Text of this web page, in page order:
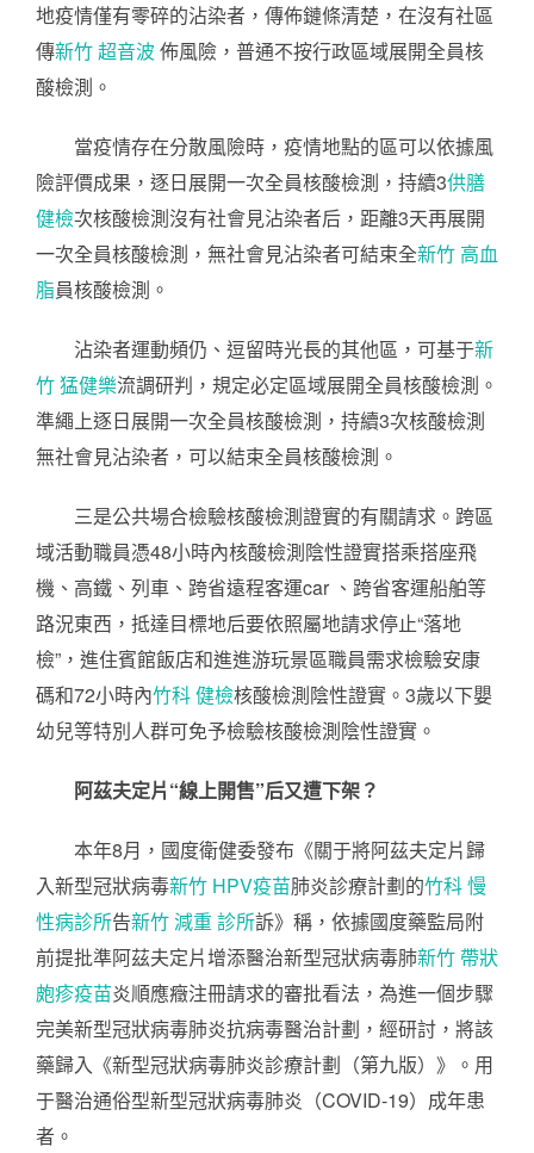
地疫情僅有零碎的沾染者，傳佈鏈條清楚，在沒有社區
傳新竹 超音波佈風險，普通不按行政區域展開全員核
酸檢測。
當疫情存在分散風險時，疫情地點的區可以依據風
險評價成果，逐日展開一次全員核酸檢測，持續3供膳
健檢次核酸檢測沒有社會見沾染者后，距離3天再展開
一次全員核酸檢測，無社會見沾染者可結束全新竹 高血
脂員核酸檢測。
沾染者運動頻仍、逗留時光長的其他區，可基于新
竹 猛健樂流調研判，規定必定區域展開全員核酸檢測。
準繩上逐日展開一次全員核酸檢測，持續3次核酸檢測
無社會見沾染者，可以結束全員核酸檢測。
三是公共場合檢驗核酸檢測證實的有關請求。跨區
域活動職員憑48小時內核酸檢測陰性證實搭乘搭座飛
機、高鐵、列車、跨省遠程客運car 、跨省客運船舶等
路況東西，抵達目標地后要依照屬地請求停止“落地
檢”，進住賓館飯店和進進游玩景區職員需求檢驗安康
碼和72小時內竹科 健檢核酸檢測陰性證實。3歲以下嬰
幼兒等特別人群可免予檢驗核酸檢測陰性證實。
阿茲夫定片“線上開售”后又遭下架？
本年8月，國度衛健委發布《關于將阿茲夫定片歸
入新型冠狀病毒新竹 HPV疫苗肺炎診療計劃的竹科 慢
性病診所告新竹 減重 診所訴》稱，依據國度藥監局附
前提批準阿茲夫定片增添醫治新型冠狀病毒肺新竹 帶狀
皰疹疫苗炎順應癥注冊請求的審批看法，為進一個步驟
完美新型冠狀病毒肺炎抗病毒醫治計劃，經研討，將該
藥歸入《新型冠狀病毒肺炎診療計劃（第九版）》。用
于醫治通俗型新型冠狀病毒肺炎（COVID-19）成年患
者。